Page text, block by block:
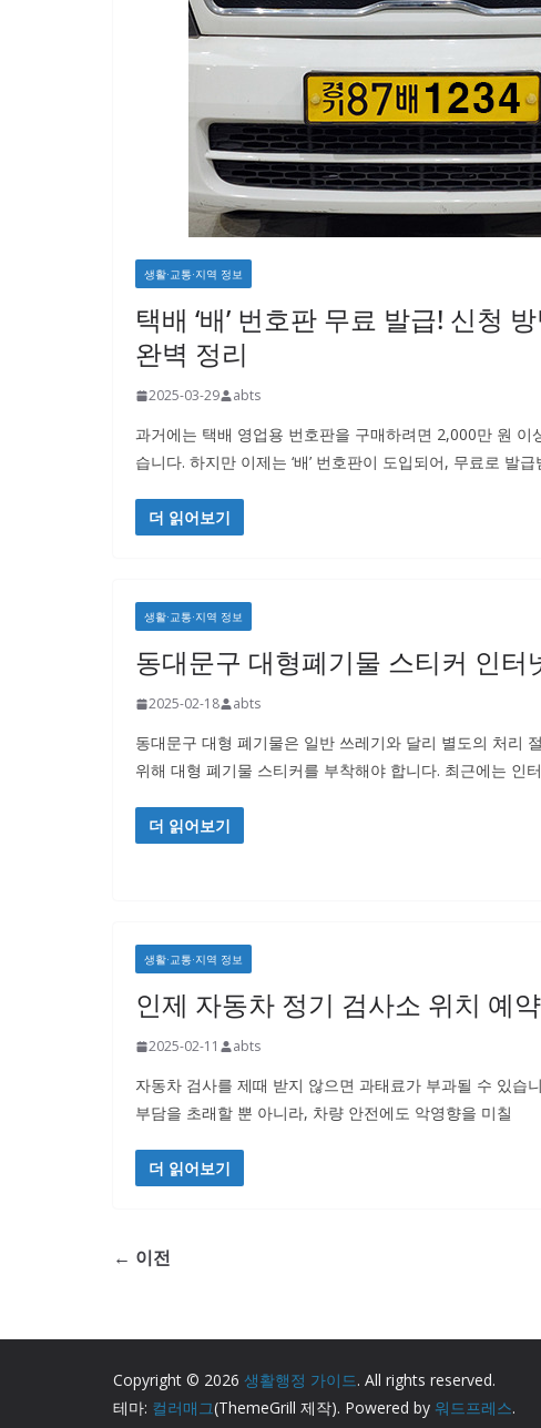
생활·교통·지역 정보
택배 ‘배’ 번호판 무료 발급! 신청
완벽 정리
2025-03-29 abts
과거에는 택배 영업용 번호판을 구매하려면 2,000만 원 이
습니다. 하지만 이제는 ‘배’ 번호판이 도입되어, 무료로 발
더 읽어보기
생활·교통·지역 정보
동대문구 대형폐기물 스티커 인터
2025-02-18 abts
동대문구 대형 폐기물은 일반 쓰레기와 달리 별도의 처리
위해 대형 폐기물 스티커를 부착해야 합니다. 최근에는 인
더 읽어보기
생활·교통·지역 정보
인제 자동차 정기 검사소 위치 예약
2025-02-11 abts
자동차 검사를 제때 받지 않으면 과태료가 부과될 수 있습
부담을 초래할 뿐 아니라, 차량 안전에도 악영향을 미칠
더 읽어보기
← 이전
Copyright © 2026 생활행정 가이드. All rights reserved.
테마: 컬러매그(ThemeGrill 제작). Powered by 워드프레스.